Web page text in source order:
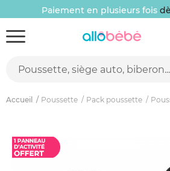
Paiement en plusieurs fois
Accueil Poussette Pack poussette